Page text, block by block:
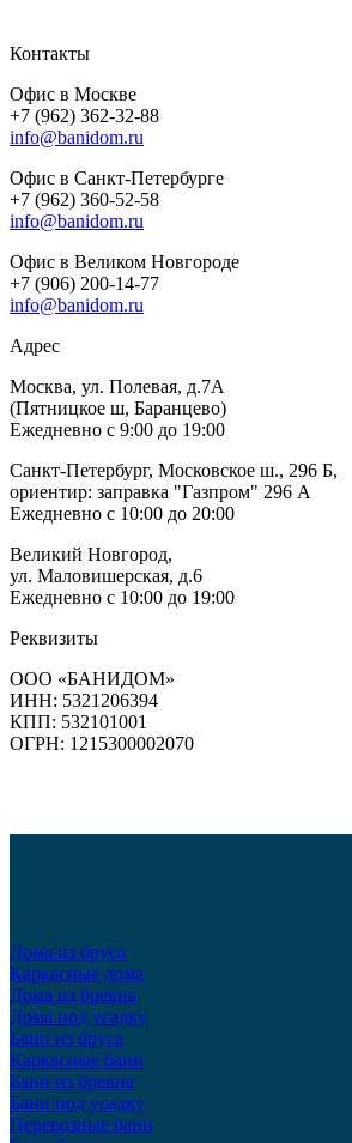
Контакты
Офис в Москве
+7 (962) 362-32-88
info@banidom.ru
Офис в Санкт-Петербурге
+7 (962) 360-52-58
info@banidom.ru
Офис в Великом Новгороде
+7 (906) 200-14-77
info@banidom.ru
Адрес
Москва, ул. Полевая, д.7А
(Пятницкое ш, Баранцево)
Ежедневно с 9:00 до 19:00
Санкт-Петербург, Московское ш., 296 Б,
ориентир: заправка "Газпром" 296 А
Ежедневно с 10:00 до 20:00
Великий Новгород,
ул. Маловишерская, д.6
Ежедневно с 10:00 до 19:00
Реквизиты
ООО «БАНИДОМ»
ИНН: 5321206394
КПП: 532101001
ОГРН: 1215300002070
Дома из бруса
Каркасные дома
Дома из бревна
Дома под усадку
Бани из бруса
Каркасные бани
Бани из бревна
Бани под усадку
Перевозные бани